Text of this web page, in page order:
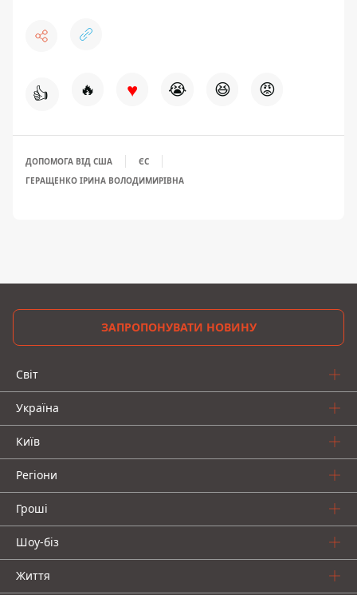
👍 🔥 ♥ 😭 😆 😡
ДОПОМОГА ВІД США
ЄС
ГЕРАЩЕНКО ІРИНА ВОЛОДИМИРІВНА
ЗАПРОПОНУВАТИ НОВИНУ
Світ
Україна
Київ
Регіони
Гроші
Шоу-біз
Життя